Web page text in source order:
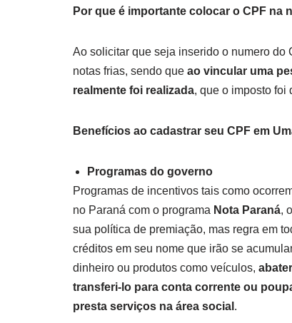
Por que é importante colocar o CPF na
Ao solicitar que seja inserido o numero do
notas frias, sendo que ao vincular uma
realmente foi realizada, que o imposto foi
Benefícios ao cadastrar seu CPF em
Programas do governo
Programas de incentivos tais como
no Paraná com o programa Nota Paraná,
sua política de premiação, mas regra em
créditos em seu nome que irão se
dinheiro ou produtos como veículos,
transferi-lo para conta corrente ou
presta serviços na área social .